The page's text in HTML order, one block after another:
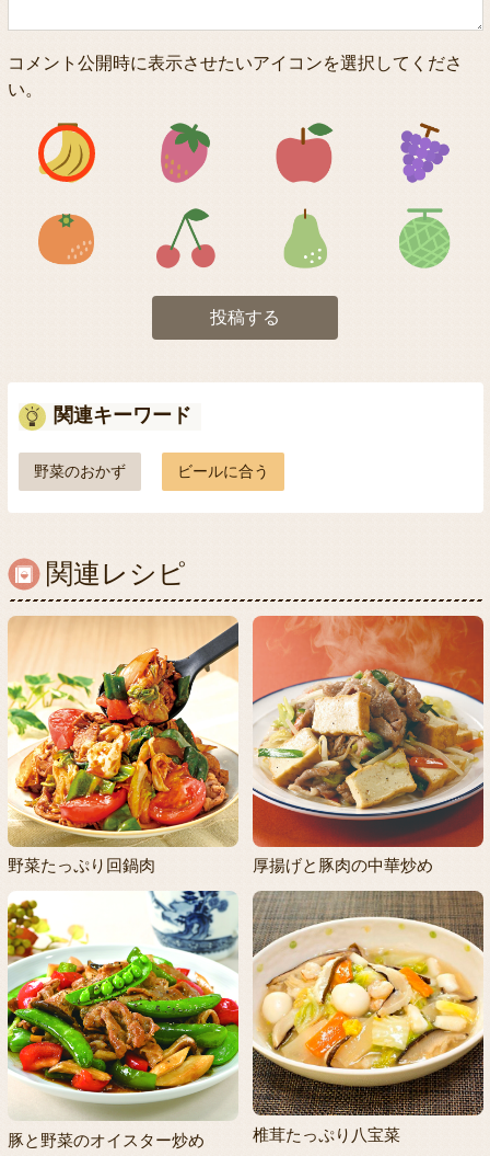
コメント公開時に表示させたいアイコンを選択してくださ
い。
アイコン1 アイコン2 アイコン3
アイコン5 アイコン6 アイコン7
投稿する
関連キーワード
野菜のおかず ビールに合う
関連レシピ
野菜たっぷり回鍋肉 厚揚げと豚肉の中華炒め
豚と野菜のオイスター炒め 椎茸たっぷり八宝菜